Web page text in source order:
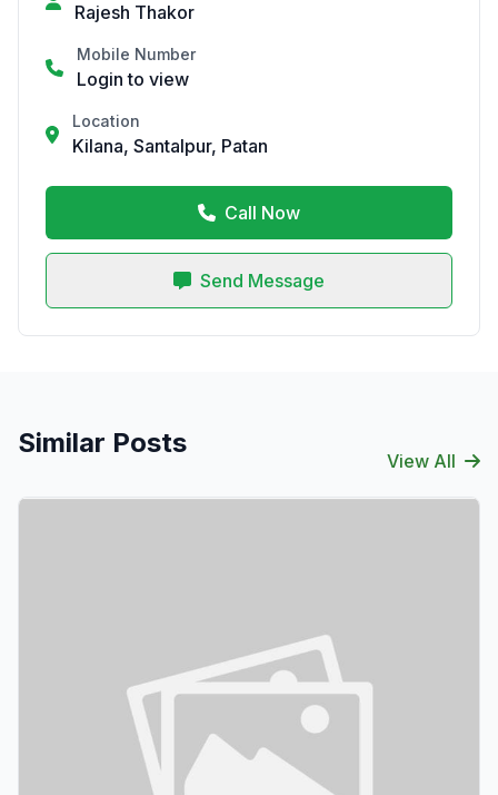
Rajesh Thakor
Mobile Number
Login to view
Location
Kilana, Santalpur, Patan
Call Now
Send Message
Similar Posts
View All